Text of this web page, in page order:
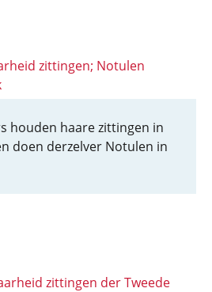
zittingen; Notulen
houden haare zittingen in
doen derzelver Notulen in
zittingen der Tweede